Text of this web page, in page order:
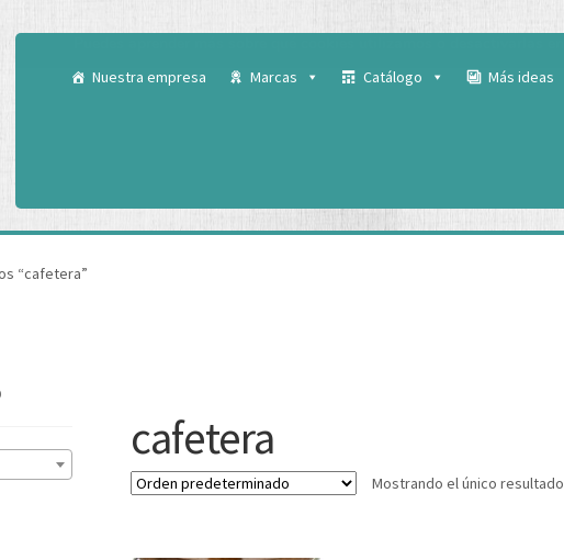
Nuestra empresa Marcas Catálogo Más ideas
“cafetera”
cafetera
Mostrando el único resultado